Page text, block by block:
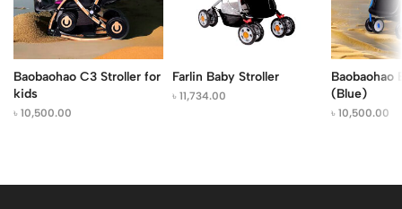
Baobaohao C3 Stroller for
kids
৳ 10,500.00
Farlin Baby Stroller
৳11,734.00
Baobaohao
(Blue)
৳10,500.00